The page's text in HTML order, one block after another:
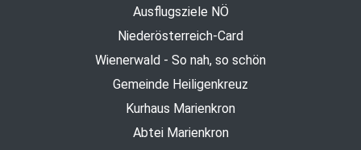
Ausflugsziele NÖ
Niederösterreich-Card
Wienerwald - So nah, so schön
Gemeinde Heiligenkreuz
Kurhaus Marienkron
Abtei Marienkron